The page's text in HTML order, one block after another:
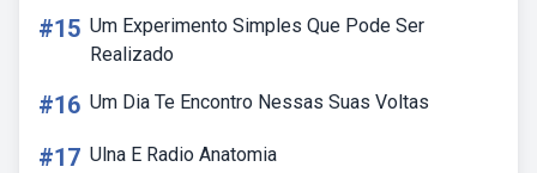
#15 Um Experimento Simples Que Pode Ser
Realizado
#16 Um Dia Te Encontro Nessas Suas Voltas
#17 Ulna E Radio Anatomia